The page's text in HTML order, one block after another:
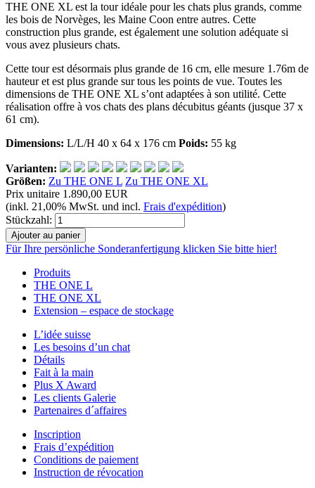
THE ONE XL est la tour idéale pour les chats plus grands, comme
les bois de Norvèges, les Maine Coon entre autres. Cette
construction plus grande, est également une solution adéquate si
vous avez plusieurs chats.
Cette tour est désormais plus grande de 16 cm, elle mesure 1.76m de
hauteur et est plus grande sur tous les points de vue. Toutes les
dimensions de THE ONE XL s’ont adaptées à son utilité. Cette
réalisation offre à vos chats des plans décubitus géants (jusque 37 x
61 cm).
Dimensions: L/L/H 40 x 64 x 176 cm Poids: 55 kg
Varianten:
Größen: Zu THE ONE L Zu THE ONE XL
Prix unitaire 1.890,00 EUR
(inkl. 21,00% MwSt. und incl. Frais d'expédition)
Stückzahl:
Für Ihre persönliche Sonderanfertigung klicken Sie bitte hier!
Produits
THE ONE L
THE ONE XL
Extension – espace de stockage
L’idée suisse
Les besoins d’un chat
Détails
Fait à la main
Plus X Award
Les clients Galerie
Partenaires d´affaires
Inscription
Frais d’expédition
Conditions de paiement
Instruction de révocation